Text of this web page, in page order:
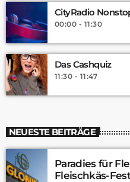
CityRadio
00:00 - 11:30
Das Cashquiz
11:30 - 11:47
NEUESTE BEITRÄGE
Paradies für
Fleischkäs-